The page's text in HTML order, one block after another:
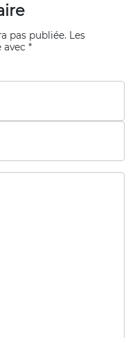
pas publiée. Les
*